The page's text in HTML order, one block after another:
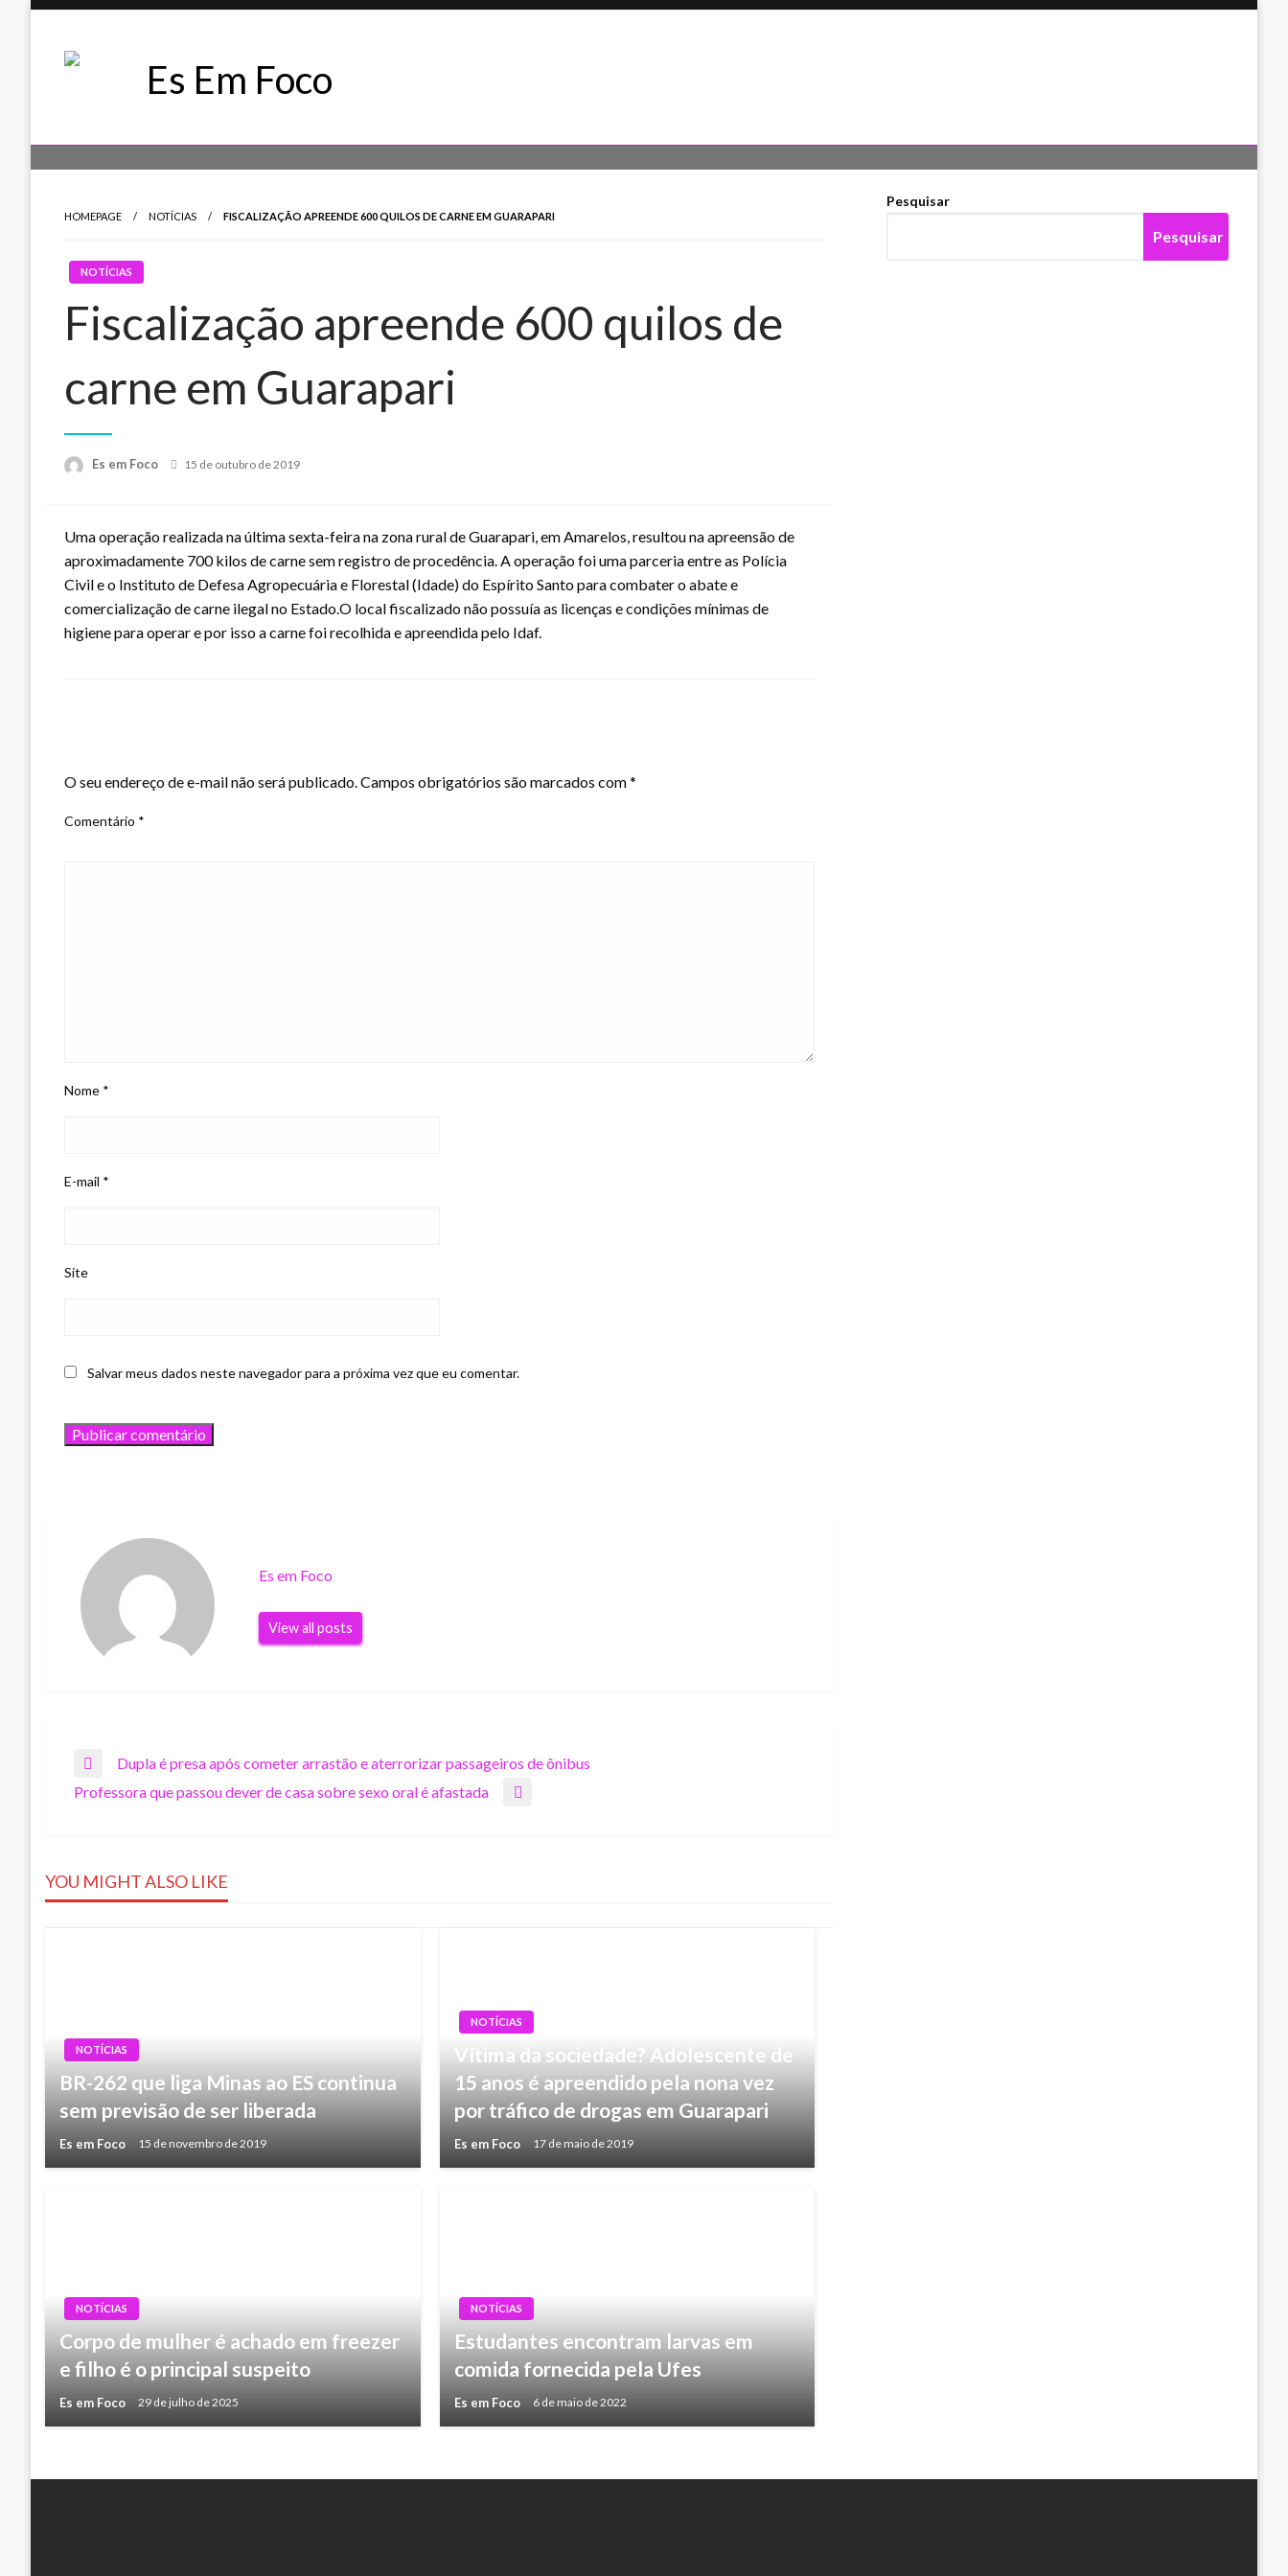
Es Em Foco
HOMEPAGE NOTÍCIAS FISCALIZAÇÃO APREENDE 600 QUILOS DE CARNE EM GUARAPARI
NOTÍCIAS
Fiscalização apreende 600 quilos de
carne em Guarapari
Es em Foco
Posted
15 de outubro de 2019
Uma operação realizada na última sexta-feira na zona rural de Guarapari, em Amarelos, resultou na apreensão de
aproximadamente 700 kilos de carne sem registro de procedência. A operação foi uma parceria entre as Polícia
Civil e o Instituto de Defesa Agropecuária e Florestal (Idade) do Espírito Santo para combater o abate e
comercialização de carne ilegal no Estado.O local fiscalizado não possuía as licenças e condições mínimas de
higiene para operar e por isso a carne foi recolhida e apreendida pelo Idaf.
O seu endereço de e-mail não será publicado.Campos obrigatórios são marcados com*
Comentário *
Nome *
E-mail *
Site
Salvar meus dados neste navegador para a próxima vez que eu comentar.
Es em Foco
View all posts
Navegação
Post
Previous
Post
Dupla é presa após cometer arrastão e aterrorizar passageiros de ônibus
Next
Professora que passou dever de casa sobre sexo oral é afastada
YOU MIGHT ALSO LIKE
NOTÍCIAS
BR-262 que liga Minas ao ES continua
sem previsão de ser liberada
Es em Foco 15 de novembro de 2019
NOTÍCIAS
Vítima da sociedade? Adolescente de
15 anos é apreendido pela nona vez
por tráfico de drogas em Guarapari
Es em Foco 17 de maio de 2019
NOTÍCIAS
Corpo de mulher é achado em freezer
e filho é o principal suspeito
Es em Foco 29 de julho de 2025
NOTÍCIAS
Estudantes encontram larvas em
comida fornecida pela Ufes
Es em Foco 6 de maio de 2022
Pesquisar
Pesquisar